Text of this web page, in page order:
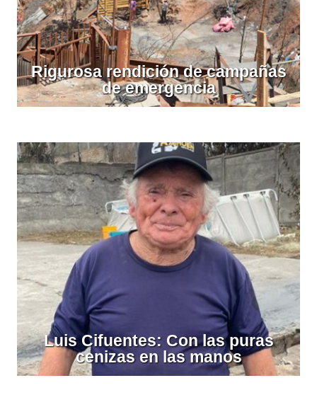
Rigurosa rendición de campañas
de emergencia
Luis Cifuentes: Con las puras
cenizas en las manos